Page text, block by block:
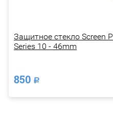
Защитное стекло Screen
Series 10 - 46mm
850 Р